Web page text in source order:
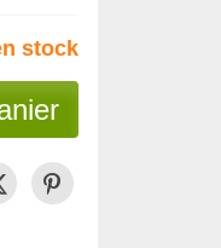
stock